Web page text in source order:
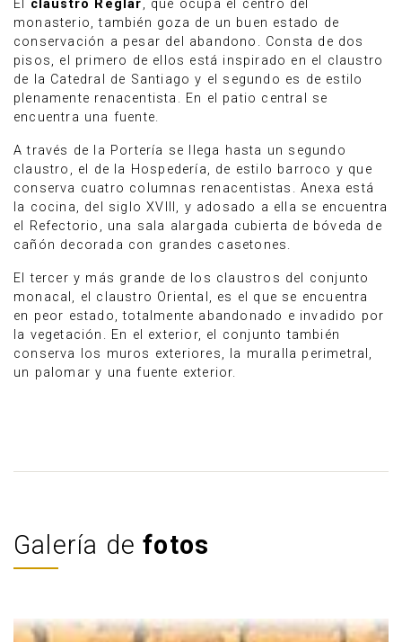
El claustro Reglar, que ocupa el centro del
monasterio, también goza de un buen estado de
conservación a pesar del abandono. Consta de dos
pisos, el primero de ellos está inspirado en el claustro
de la Catedral de Santiago y el segundo es de estilo
plenamente renacentista. En el patio central se
encuentra una fuente.
A través de la Portería se llega hasta un segundo
claustro, el de la Hospedería, de estilo barroco y que
conserva cuatro columnas renacentistas. Anexa está
la cocina, del siglo XVIII, y adosado a ella se encuentra
el Refectorio, una sala alargada cubierta de bóveda de
cañón decorada con grandes casetones.
El tercer y más grande de los claustros del conjunto
monacal, el claustro Oriental, es el que se encuentra
en peor estado, totalmente abandonado e invadido por
la vegetación. En el exterior, el conjunto también
conserva los muros exteriores, la muralla perimetral,
un palomar y una fuente exterior.
Galería defotos